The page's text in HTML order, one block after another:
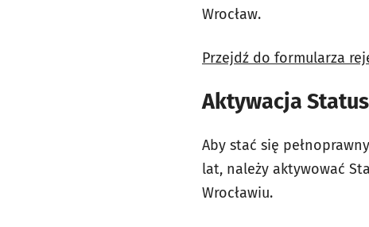
Wrocław.
Przejdź do formularza
Aktywacja
Aby stać się
lat, należy aktywować
Wrocławiu.